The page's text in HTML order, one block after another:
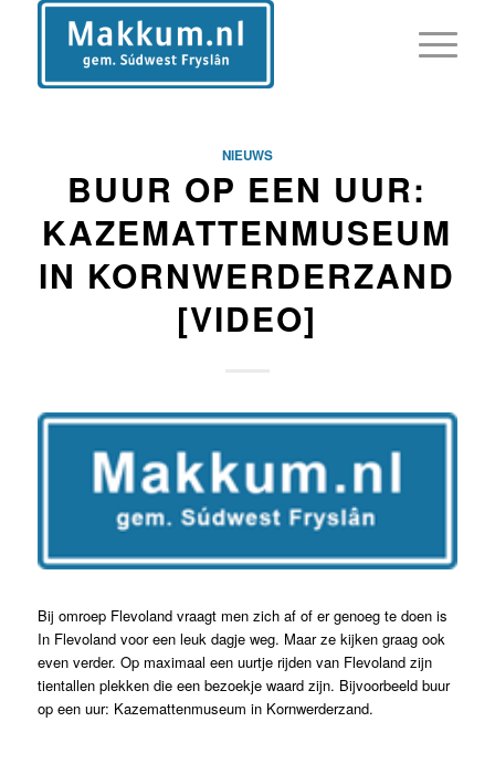
NIEUWS
BUUR OP EEN UUR:
KAZEMATTENMUSEUM
IN KORNWERDERZAND
[VIDEO]
Bij omroep Flevoland vraagt men zich af of er genoeg te doen is
In Flevoland voor een leuk dagje weg. Maar ze kijken graag ook
even verder. Op maximaal een uurtje rijden van Flevoland zijn
tientallen plekken die een bezoekje waard zijn. Bijvoorbeeld buur
op een uur: Kazemattenmuseum in Kornwerderzand.